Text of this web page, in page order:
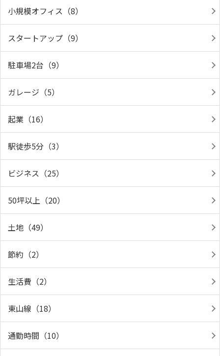
小規模オフィス（8）
スタートアップ（9）
駐車場2台（9）
ガレージ（5）
起業（16）
駅徒歩5分（3）
ビジネス（25）
50坪以上（20）
土地（49）
節約（2）
生活費（2）
東山線（18）
通勤時間（10）